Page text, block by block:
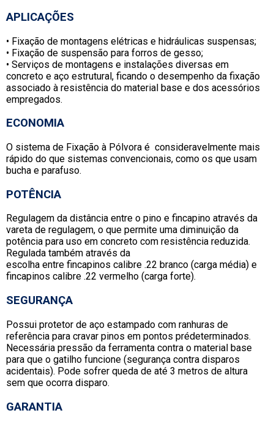
APLICAÇÕES
• Fixação de montagens elétricas e hidráulicas suspensas;
• Fixação de suspensão para forros de gesso;
• Serviços de montagens e instalações diversas em
concreto e aço estrutural, ficando o desempenho da fixação
associado à resistência do material base e dos acessórios
empregados.
ECONOMIA
O sistema de Fixação à Pólvora é consideravelmente mais
rápido do que sistemas convencionais, como os que usam
bucha e parafuso.
POTÊNCIA
Regulagem da distância entre o pino e fincapino através da
vareta de regulagem, o que permite uma diminuição da
potência para uso em concreto com resistência reduzida.
Regulada também através da
escolha entre fincapinos calibre .22 branco (carga média) e
fincapinos calibre .22 vermelho (carga forte).
SEGURANÇA
Possui protetor de aço estampado com ranhuras de
referência para cravar pinos em pontos prédeterminados.
Necessária pressão da ferramenta contra o material base
para que o gatilho funcione (segurança contra disparos
acidentais). Pode sofrer queda de até 3 metros de altura
sem que ocorra disparo.
GARANTIA